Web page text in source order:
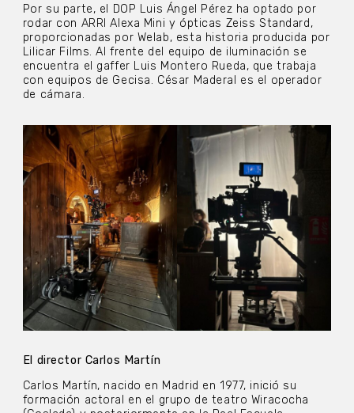
Por su parte, el DOP Luis Ángel Pérez ha optado por
rodar con ARRI Alexa Mini y ópticas Zeiss Standard,
proporcionadas por Welab, esta historia producida por
Lilicar Films. Al frente del equipo de iluminación se
encuentra el gaffer Luis Montero Rueda, que trabaja
con equipos de Gecisa. César Maderal es el operador
de cámara.
El director Carlos Martín
Carlos Martín, nacido en Madrid en 1977, inició su
formación actoral en el grupo de teatro Wiracocha